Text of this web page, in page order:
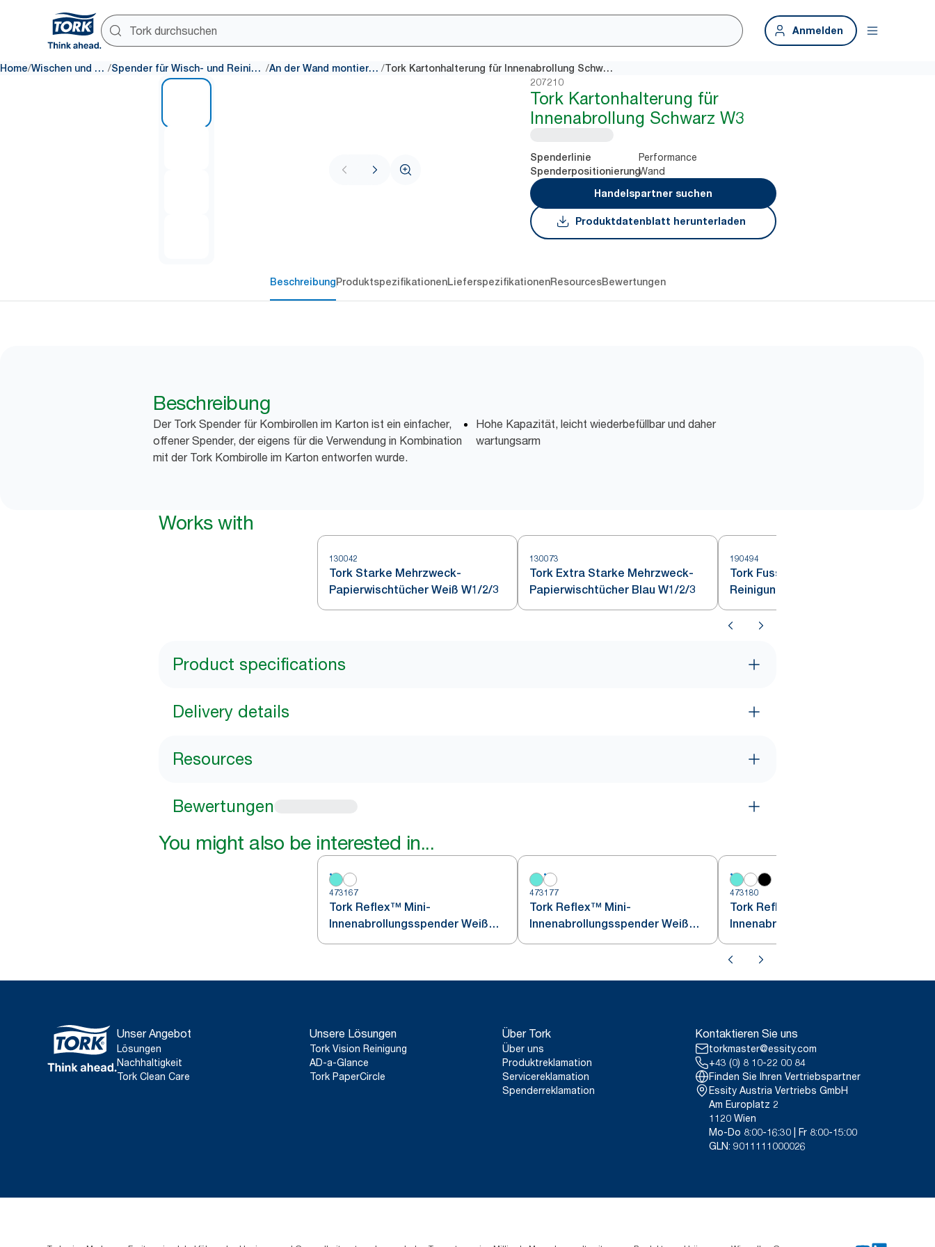
Anmelden
Home/ Wischen und Reinigen / Spender für Wisch- und Reinigungsprodukte / An der Wand montierte Spender / Tork Kartonhalterung für Innenabrollung Schwarz W3
207210
Tork Kartonhalterung für
Innenabrollung Schwarz W3
Spenderlinie Performance
SpenderpositionierungWand
Handelspartner suchen
Produktdatenblatt herunterladen
BeschreibungProduktspezifikationenLieferspezifikationenResourcesBewertungen
Beschreibung
Der Tork Spender für Kombirollen im Karton ist ein einfacher,
offener Spender, der eigens für die Verwendung in Kombination
mit der Tork Kombirolle im Karton entworfen wurde.
Hohe Kapazität, leicht wiederbefüllbar und daher
wartungsarm
Works with
130042
Tork Starke Mehrzweck-
Papierwischtücher Weiß W1/2/3
130073
Tork Extra Starke Mehrzweck-
Papierwischtücher Blau W1/2/3
190494
Tork Fusselarme
Reinigungstücher Türkis W1/2/3
Product specifications
Delivery details
Resources
Bewertungen
You might also be interested in...
473167
Tork Reflex™ Mini-
Innenabrollungsspender Weiß
und Türkis M3
473177
Tork Reflex™ Mini-
Innenabrollungsspender Weiß
M3
473180
Tork Reflex™
Innenabrollungsspender Weiß
und Türkis M4
Unser Angebot
Lösungen
Nachhaltigkeit
Tork Clean Care
Unsere Lösungen
Tork Vision Reinigung
AD-a-Glance
Tork PaperCircle
Über Tork
Über uns
Produktreklamation
Servicereklamation
Spenderreklamation
Kontaktieren Sie uns
torkmaster@essity.com
+43 (0) 8 10-22 00 84
Finden Sie Ihren Vertriebspartner
Essity Austria Vertriebs GmbH
Am Europlatz 2
1120 Wien
Mo-Do 8:00-16:30 | Fr 8:00-15:00
GLN: 9011111000026